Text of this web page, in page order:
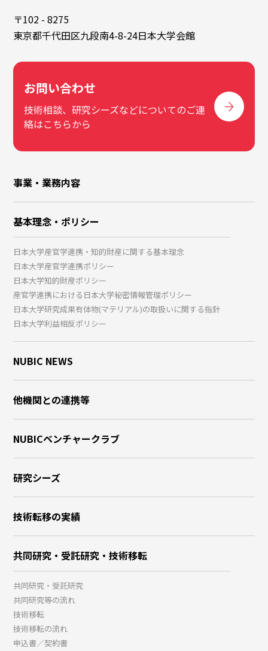
〒102 - 8275
東京都千代田区九段南4-8-24日本大学会館
お問い合わせ
技術相談、研究シーズなどについてのご連
絡はこちらから
事業・業務内容
基本理念・ポリシー
日本大学産官学連携・知的財産に関する基本理念
日本大学産官学連携ポリシー
日本大学知的財産ポリシー
産官学連携における日本大学秘密情報管理ポリシー
日本大学研究成果有体物(マテリアル)の取扱いに関する指針
日本大学利益相反ポリシー
NUBIC NEWS
他機関との連携等
NUBICベンチャークラブ
研究シーズ
技術転移の実績
共同研究・受託研究・技術移転
共同研究・受託研究
共同研究等の流れ
技術移転
技術移転の流れ
申込書／契約書